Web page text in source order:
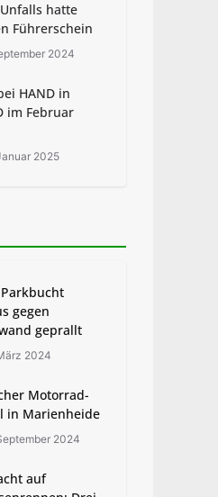
hatte
Führerschein
2024
HAND in
im Februar
2025
gegen
geprallt
2024
Motorrad-
in Marienheide
2024
auf